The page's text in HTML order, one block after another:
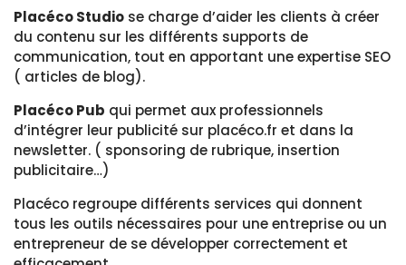
Placéco Studio se charge d’aider les clients à créer
du contenu sur les différents supports de
communication, tout en apportant une expertise SEO
( articles de blog).
Placéco Pub qui permet aux professionnels
d’intégrer leur publicité sur placéco.fr et dans la
newsletter. ( sponsoring de rubrique, insertion
publicitaire…)
Placéco regroupe différents services qui donnent
tous les outils nécessaires pour une entreprise ou un
entrepreneur de se développer correctement et